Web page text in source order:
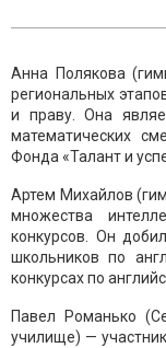
Анна Полякова
региональных
и праву. Она
математических
Фонда «Талант и
Артем Михайлов
множества
конкурсов. Он
школьников по
конкурсах по
Павел Романько
училище) —